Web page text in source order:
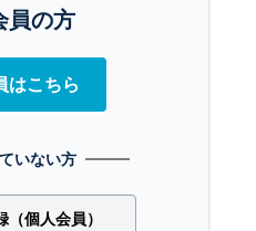
員の方
はこちら
いない方
個人会員）